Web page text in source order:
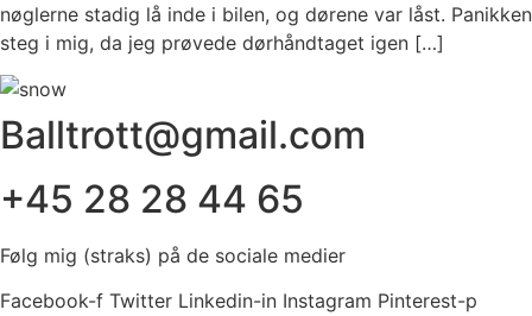
nøglerne stadig lå inde i bilen, og dørene var låst. Panikken
steg i mig, da jeg prøvede dørhåndtaget igen […]
Balltrott@gmail.com
+45 28 28 44 65
Følg mig (straks) på de sociale medier
Facebook-f Twitter Linkedin-in Instagram Pinterest-p